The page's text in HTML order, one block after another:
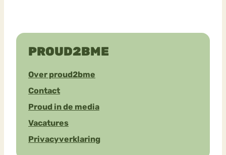
PROUD2BME
Over proud2bme
Contact
Proud in de media
Vacatures
Privacyverklaring